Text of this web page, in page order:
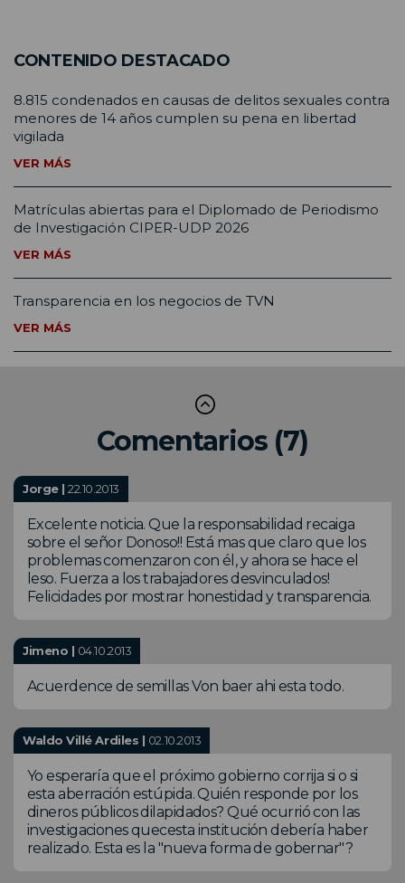
CONTENIDO DESTACADO
8.815 condenados en causas de delitos sexuales contra
menores de 14 años cumplen su pena en libertad
vigilada
VER MÁS
Matrículas abiertas para el Diplomado de Periodismo
de Investigación CIPER-UDP 2026
VER MÁS
Transparencia en los negocios de TVN
VER MÁS
Comentarios (7)
Jorge |22.10.2013
Excelente noticia. Que la responsabilidad recaiga
sobre el señor Donoso!! Está mas que claro que los
problemas comenzaron con él, y ahora se hace el
leso. Fuerza a los trabajadores desvinculados!
Felicidades por mostrar honestidad y transparencia.
Jimeno | 04.10.2013
Acuerdence de semillas Von baer ahi esta todo.
Waldo Villé Ardiles | 02.10.2013
Yo esperaría que el próximo gobierno corrija si o si
esta aberración estúpida. Quién responde por los
dineros públicos dilapidados? Qué ocurrió con las
investigaciones quecesta institución debería haber
realizado. Esta es la "nueva forma de gobernar"?